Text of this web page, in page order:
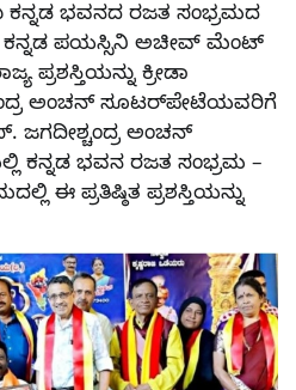
ಭವನದ ರಜತ ಸಂಭ್ರಮದ
‘ ಕನ್ನಡ ಪಯಸ್ಸಿನಿ ಅಚೀವ್ ಮೆಂಟ್
ಪ್ರಶಸ್ತಿಯನ್ನು ಕ್ರೀಡಾ
ಅಂಚನ್ ಸೂಟರ್‌ಪೇಟೆಯವರಿಗೆ
ಜಗದೀಶ್ಚಂದ್ರ ಅಂಚನ್
ಕನ್ನಡ ಭವನ ರಜತ ಸಂಭ್ರಮ –
ಈ ಪ್ರತಿಷ್ಠಿತ ಪ್ರಶಸ್ತಿಯನ್ನು